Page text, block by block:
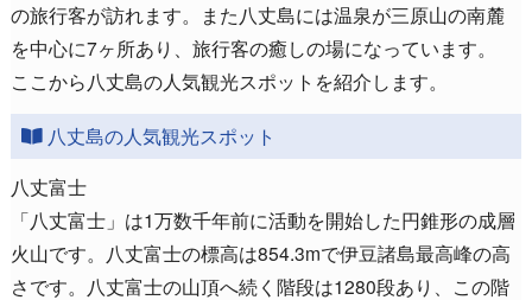
の旅行客が訪れます。また八丈島には温泉が三原山の南麓
を中心に7ヶ所あり、旅行客の癒しの場になっています。
ここから八丈島の人気観光スポットを紹介します。
八丈島の人気観光スポット
八丈富士
「八丈富士」は1万数千年前に活動を開始した円錐形の成層
火山です。八丈富士の標高は854.3mで伊豆諸島最高峰の高
さです。八丈富士の山頂へ続く階段は1280段あり、この階